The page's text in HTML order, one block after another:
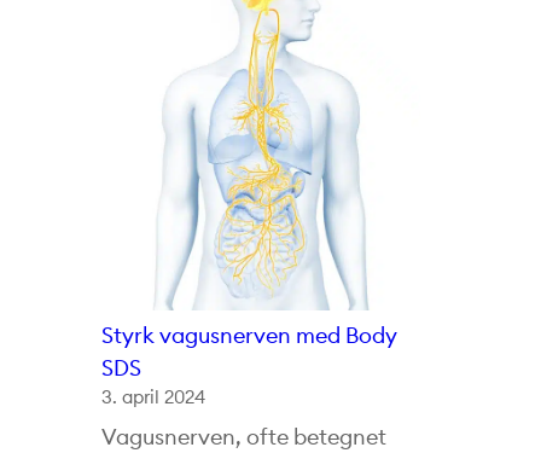
Styrk vagusnerven med Body
SDS
3. april 2024
Vagusnerven, ofte betegnet